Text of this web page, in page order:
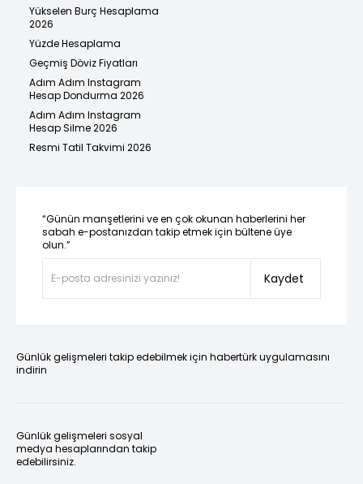
Yükselen Burç Hesaplama
2026
Yüzde Hesaplama
Geçmiş Döviz Fiyatları
Adım Adım Instagram
Hesap Dondurma 2026
Adım Adım Instagram
Hesap Silme 2026
Resmi Tatil Takvimi 2026
“Günün manşetlerini ve en çok okunan haberlerini her
sabah e-postanızdan takip etmek için bültene üye
olun.”
Kaydet
Günlük gelişmeleri takip edebilmek için habertürk uygulamasını
indirin
Günlük gelişmeleri sosyal
medya hesaplarından takip
edebilirsiniz.